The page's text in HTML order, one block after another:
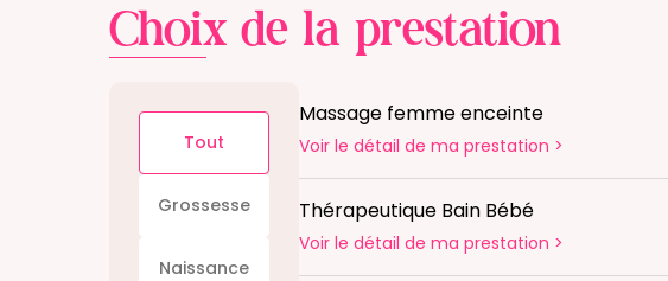
Choix de la prestation
Tout
Grossesse
Naissance
Massage femme enceinte
Voir le détail de ma prestation >
Thérapeutique Bain Bébé
Voir le détail de ma prestation >